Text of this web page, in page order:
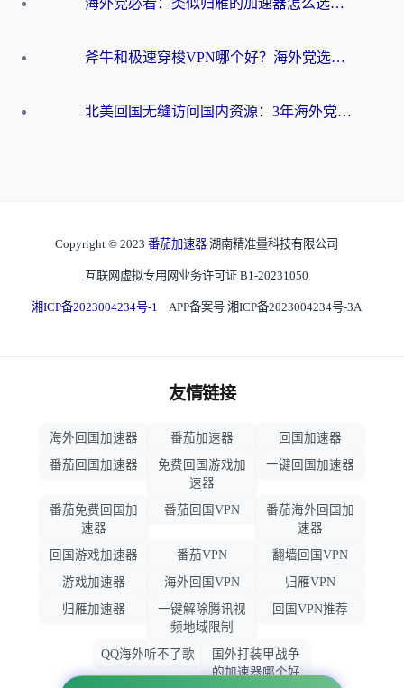
海外党必看：类似归雁的加速器怎么选？一篇搞定无缝访问国内资源
斧牛和极速穿梭VPN哪个好？海外党选回国加速器必看的真实对比与避坑指南
北美回国无缝访问国内资源：3年海外党亲测的加速器选择指南
Copyright © 2023 番茄加速器 湖南精准量科技有限公司
互联网虚拟专用网业务许可证 B1-20231050
湘ICP备2023004234号-1 APP备案号 湘ICP备2023004234号-3A
友情链接
海外回国加速器 番茄加速器
回国加速器
番茄回国加速器
免费回国游戏加
速器
一键回国加速器
番茄免费回国加
速器
番茄回国VPN
番茄海外回国加
速器
回国游戏加速器
番茄VPN
翻墙回国VPN
游戏加速器
海外回国VPN
归雁VPN
归雁加速器
一键解除腾讯视
频地域限制
回国VPN推荐
QQ海外听不了歌
国外打装甲战争
的加速器哪个好